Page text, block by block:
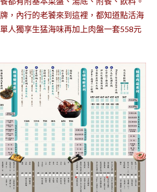
，內行的老饕來到這裡，都知道點活海
人獨享生猛海味再加上肉盤一套558元